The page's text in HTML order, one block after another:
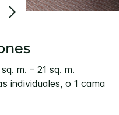
m. – 21 sq. m.
individuales, o 1 cama